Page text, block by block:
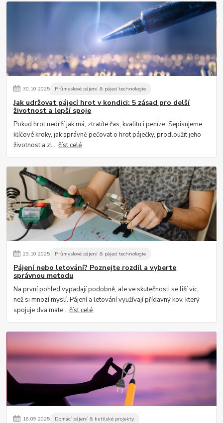
30.10.2025 Průmyslové pájení & pájecí technologie
Jak udržovat pájecí hrot v kondici: 5 zásad pro delší
životnost a lepší spoje
Pokud hrot nedrží jak má, ztratíte čas, kvalitu i peníze. Sepisujeme
klíčové kroky, jak správně pečovat o hrot páječky, prodloužit jeho
životnost a zl...číst celé
23.10.2025 Průmyslové pájení & pájecí technologie
Pájení nebo letování? Poznejte rozdíl a vyberte
správnou metodu
Na první pohled vypadají podobně, ale ve skutečnosti se liší víc,
než si mnozí myslí. Pájení a letování využívají přídavný kov, který
spojuje dva mate...číst celé
18.09.2025 Domácí pájení & kutilské projekty